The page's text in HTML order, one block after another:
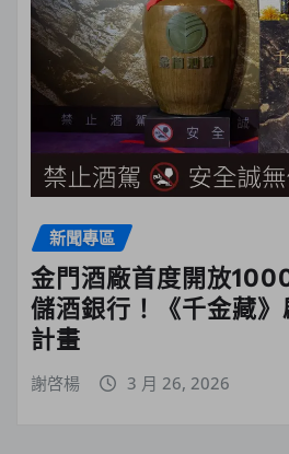
新聞專區
金門酒廠首度開放
儲酒銀行！《千金藏
計畫
謝啓楊 3 月 26, 2026